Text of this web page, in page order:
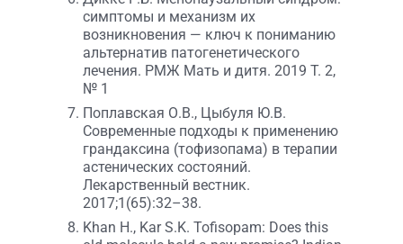
симптомы и механизм их
возникновения — ключ к пониманию
альтернатив патогенетического
лечения. РМЖ Мать и дитя. 2019 T. 2,
№ 1
Поплавская О.В., Цыбуля Ю.В.
Современные подходы к применению
грандаксина (тофизопама) в терапии
астенических состояний.
Лекарственный вестник.
2017;1(65):32–38.
Khan H., Kar S.K. Tofisopam: Does this